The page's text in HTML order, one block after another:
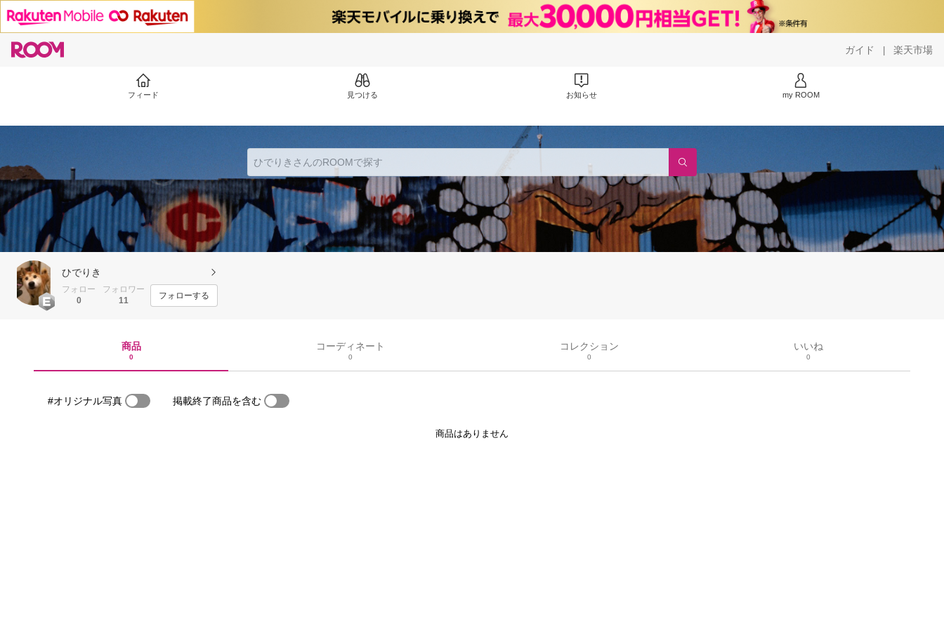
ガイド | 楽天市場
フィード 見つける お知らせ my ROOM
ひでりき
フォロー
0
フォロワー
11
フォローする
商品
0
コーディネート
0
コレクション
0
いいね
0
#オリジナル写真 掲載終了商品を含む
商品はありません